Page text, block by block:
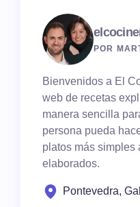
POR
Bienvenidos a El
web de recetas
manera sencilla
persona pueda
platos más simples
elaborados.
Pontevedra,